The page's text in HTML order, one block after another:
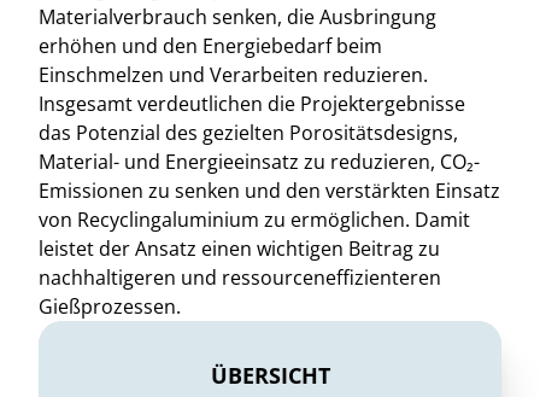
Materialverbrauch senken, die Ausbringung
erhöhen und den Energiebedarf beim
Einschmelzen und Verarbeiten reduzieren.
Insgesamt verdeutlichen die Projektergebnisse
das Potenzial des gezielten Porositätsdesigns,
Material- und Energieeinsatz zu reduzieren, CO₂-
Emissionen zu senken und den verstärkten Einsatz
von Recyclingaluminium zu ermöglichen. Damit
leistet der Ansatz einen wichtigen Beitrag zu
nachhaltigeren und ressourceneffizienteren
Gießprozessen.
ÜBERSICHT